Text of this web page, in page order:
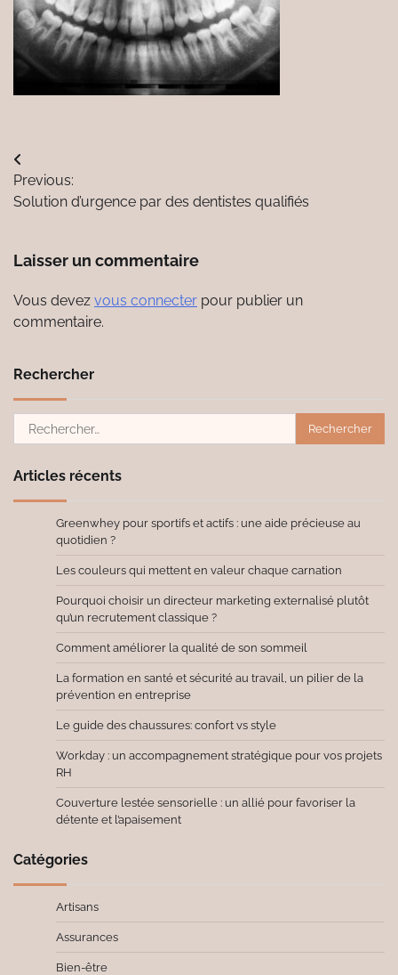
Navigation
de
Previous:
Solution d’urgence par des dentistes qualifiés
Laisser un commentaire
Vous devez vous connecter pour publier un
commentaire.
Rechercher
Rechercher :
Articles récents
Greenwhey pour sportifs et actifs : une aide précieuse au
quotidien ?
Les couleurs qui mettent en valeur chaque carnation
Pourquoi choisir un directeur marketing externalisé plutôt
qu’un recrutement classique ?
Comment améliorer la qualité de son sommeil
La formation en santé et sécurité au travail, un pilier de la
prévention en entreprise
Le guide des chaussures: confort vs style
Workday : un accompagnement stratégique pour vos projets
RH
Couverture lestée sensorielle : un allié pour favoriser la
détente et l’apaisement
Catégories
Artisans
Assurances
Bien-être